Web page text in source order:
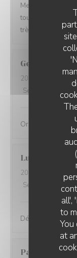
all',
to
You
at
Menus variés,
toujours
très agréable
Georges
2026-08-04
-
Service
Original,
Lucie
2026-08-01
-
Service
Délicieux, raffiné
Pascal